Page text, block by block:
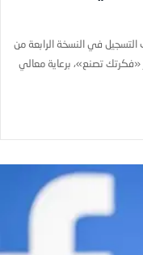
في النسخة الرابعة من
تحت شعار «فكرتك تصنع»، برعاية معالي